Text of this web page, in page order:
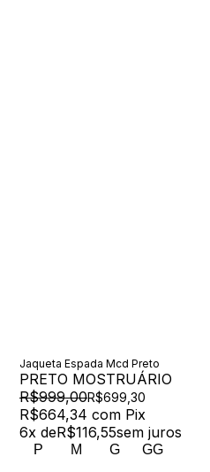
Jaqueta Espada Mcd Preto
PRETO MOSTRUÁRIO
R$999,00R$699,30
R$664,34 com Pix
6x deR$116,55sem juros
P M G GG